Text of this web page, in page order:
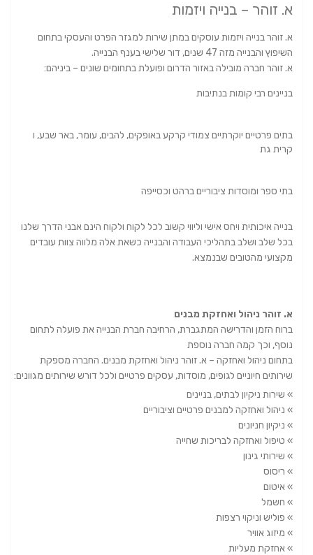
א. זוהר – בנייה ויזמות
א. זוהר בנייה ויזמות עוסקים במתן שירות למגזר הפרט והעסקי בתחום
השיפוץ והבנייה מזה 47 שנים, דור שלישי בענף הבנייה.
א. זוהר חברה מובילה באזור הדרום ופועלת בתחומים שונים – ביניהם:
בניינים רבי קומות בנתיבות
בתים פרטיים יוקרתיים צמודי קרקע באופקים, להבים, עומר, באר שבע, ו
קרית גת
בתי ספר ומוסדות ציבוריים ברהט וכסייפה
בנייה איכותית ויחס אישי וליווי קשוב לכל לקוח ולקוח הינם אבני הדרך שלנו
בכל שלב ושלב בתהליכי העבודה והבנייה כשאת אלה מלווה צוות עובדים
מקצועי מהטובים שבנמצא.
א. זוהר ניהול ואחזקת מבנים
ברוח הזמן והדרישה המתגברת, הרחיבה חברת הבנייה את פועלה לתחום
נוסף, וכך קמה חברה נוספת
בתחום ניהול ואחזקה – א. זוהר ניהול ואחזקת מבנים. החברה מספקת
שירותים חיוניים לגופים, מוסדות, עסקים פרטיים ולכל דורש שירותים מגוונים:
» שירות ניקיון לבתים, בניינים
» ניהול ואחזקה למבנים פרטיים וציבוריים
» ניקיון חניונים
» טיפול ואחזקה לבריכות שחייה
» שירותי גינון
» ריסוס
» איטום
» חשמל
» פוליש וניקוי רצפות
» מיזוג אוויר
» אחזקת מעליות